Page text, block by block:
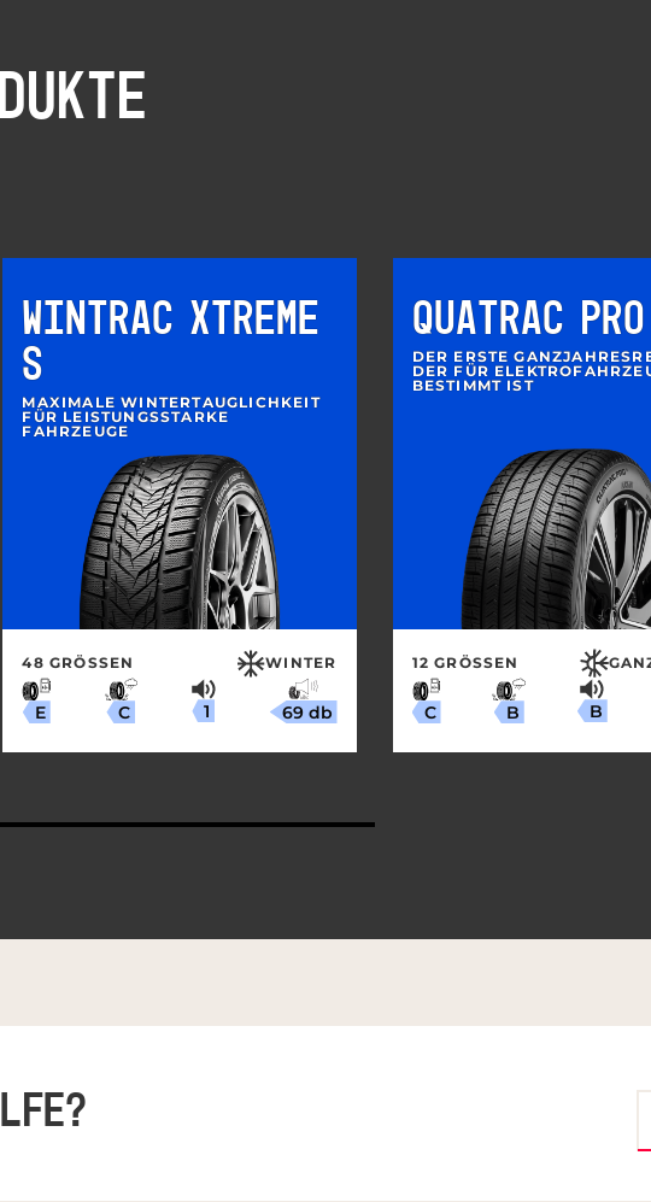
WINTRAC XTREME
S
MAXIMALE WINTERTAUGLICHKEIT
FÜR LEISTUNGSSTARKE
FAHRZEUGE
48 GRÖSSEN WINTER
E C 1 69 db
QUATRAC
DER ERSTE
DER FÜR
BESTIMMT IST
12 GRÖSSEN
C B B